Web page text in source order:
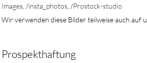
Images , /insta_photos , /Prostock-studio
Wir verwenden diese Bilder teilweise auch auf
Prospekthaftung